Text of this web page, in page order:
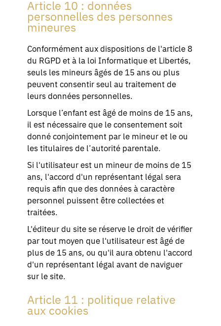
Article 10 : données
personnelles des personnes
mineures
Conformément aux dispositions de l'article 8
du RGPD et à la loi Informatique et Libertés,
seuls les mineurs âgés de 15 ans ou plus
peuvent consentir seul au traitement de
leurs données personnelles.
Lorsque l’enfant est âgé de moins de 15 ans,
il est nécessaire que le consentement soit
donné conjointement par le mineur et le ou
les titulaires de l’autorité parentale.
Si l'utilisateur est un mineur de moins de 15
ans, l'accord d'un représentant légal sera
requis afin que des données à caractère
personnel puissent être collectées et
traitées.
L'éditeur du site se réserve le droit de vérifier
par tout moyen que l'utilisateur est âgé de
plus de 15 ans, ou qu'il aura obtenu l'accord
d'un représentant légal avant de naviguer
sur le site.
Article 11 : politique relative
aux cookies